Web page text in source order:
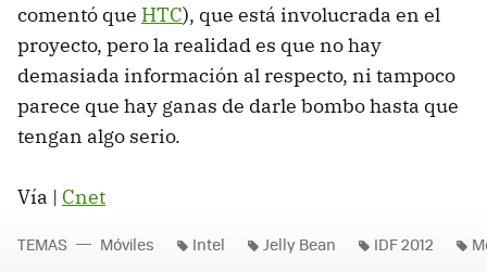
comentó que HTC), que está involucrada en el
proyecto, pero la realidad es que no hay
demasiada información al respecto, ni tampoco
parece que hay ganas de darle bombo hasta que
tengan algo serio.
Vía | Cnet
TEMAS Móviles Intel Jelly Bean IDF 2012